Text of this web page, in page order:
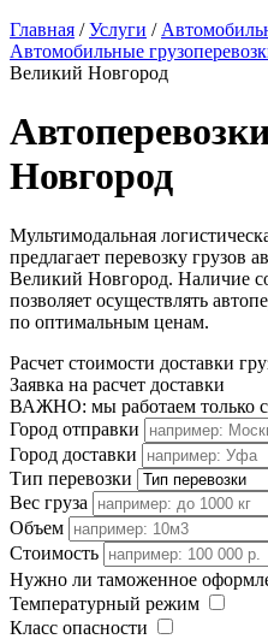
Главная /Услуги /
Автомобильные
Великий Новгород
Новгород
Мультимодальная
предлагает перевозку грузов
Великий Новгород. Наличие
позволяет осуществлять
по оптимальным ценам.
Расчет стоимости доставки
Заявка на расчет доставки
ВАЖНО: мы работаем только
Город отправки
Город доставки
Тип перевозки
Вес груза
Объем
Стоимость
Нужно ли таможенное
Температурный режим
Класс опасности